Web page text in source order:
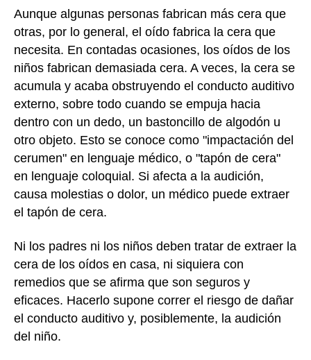
Aunque algunas personas fabrican más cera que
otras, por lo general, el oído fabrica la cera que
necesita. En contadas ocasiones, los oídos de los
niños fabrican demasiada cera. A veces, la cera se
acumula y acaba obstruyendo el conducto auditivo
externo, sobre todo cuando se empuja hacia
dentro con un dedo, un bastoncillo de algodón u
otro objeto. Esto se conoce como "impactación del
cerumen" en lenguaje médico, o "tapón de cera"
en lenguaje coloquial. Si afecta a la audición,
causa molestias o dolor, un médico puede extraer
el tapón de cera.
Ni los padres ni los niños deben tratar de extraer la
cera de los oídos en casa, ni siquiera con
remedios que se afirma que son seguros y
eficaces. Hacerlo supone correr el riesgo de dañar
el conducto auditivo y, posiblemente, la audición
del niño.